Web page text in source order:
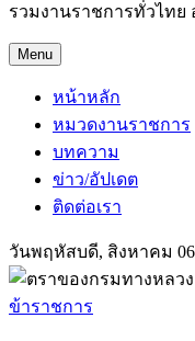
รวมงานราชการทั่วไทย
Menu
หน้าหลัก
หมวดงานราชการ
บทความ
ข่าว/อัปเดต
ติดต่อเรา
วันพฤหัสบดี, สิงหาคม
ข้าราชการ